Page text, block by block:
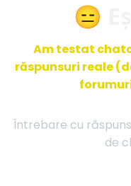
😑
Am testat
răspunsuri reale
Întrebare cu
de